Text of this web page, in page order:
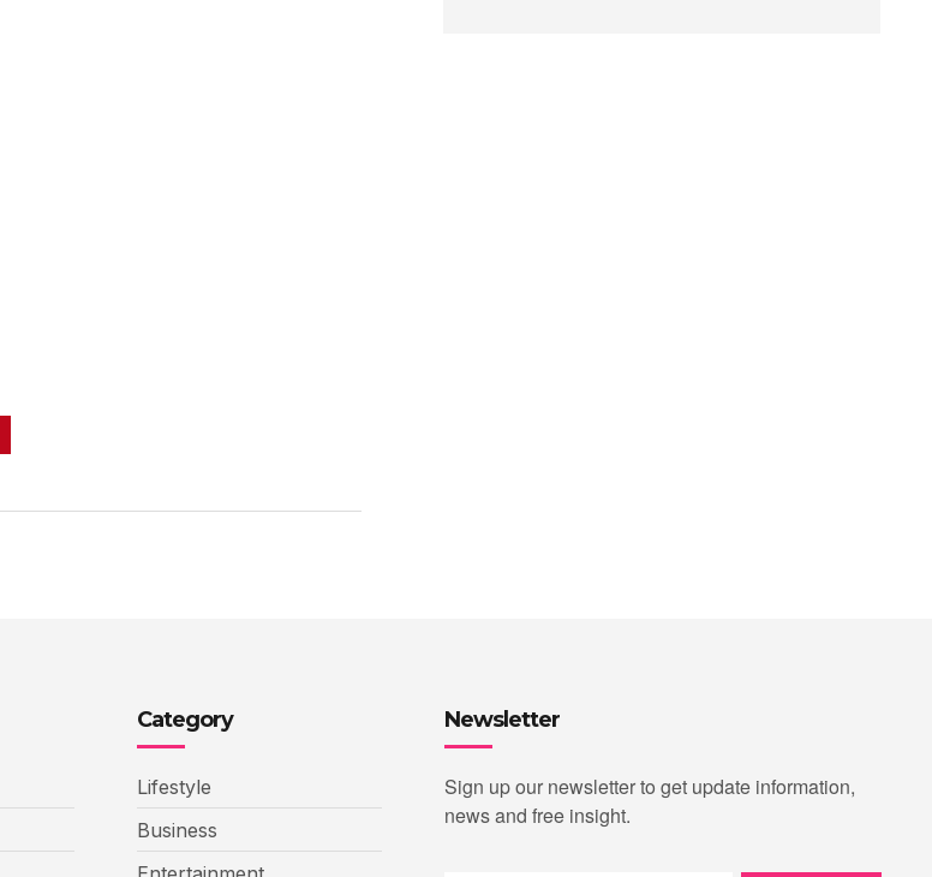
Category
Lifestyle
Business
Newsletter
Sign up our newsletter to get update information,
news and free insight.